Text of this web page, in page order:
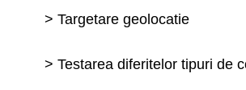
> Targetare geolocatie
> Testarea diferitelor tipuri de